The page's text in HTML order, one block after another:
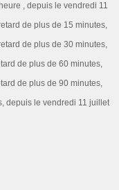
, depuis le vendredi 11
de plus de 15 minutes,
de plus de 30 minutes,
de plus de 60 minutes,
de plus de 90 minutes,
depuis le vendredi 11 juillet